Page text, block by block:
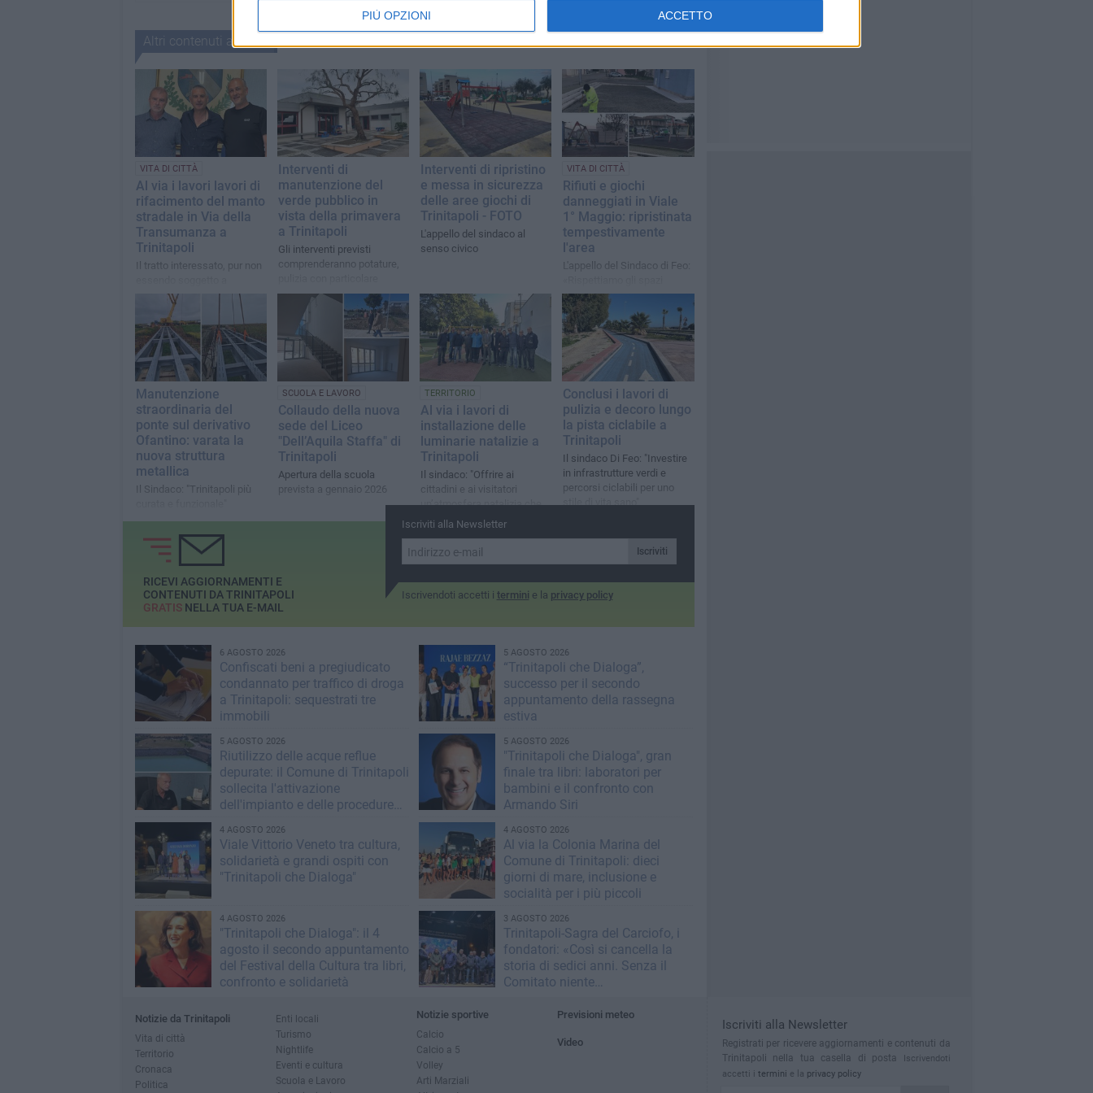
PIÙ OPZIONI ACCETTO
Altri contenuti a tema
VITA DI CITTÀ
Al via i lavori lavori di
rifacimento del manto
stradale in Via della
Transumanza a
Trinitapoli
Il tratto interessato, pur non
chiusura del traffico
veicolare, potrà registrare
rallentamenti
Interventi di
manutenzione del
verde pubblico in
vista della primavera
a Trinitapoli
Gli interventi previsti
comprenderanno potature,
attenzione alle zone
scolastiche
Interventi di ripristino
e messa in sicurezza
delle aree giochi di
Trinitapoli - FOTO
L'appello del sindaco al
senso civico
VITA DI CITTÀ
Rifiuti e giochi
danneggiati in Viale
1° Maggio: ripristinata
tempestivamente
l'area
L'appello del Sindaco di Feo:
pubblici, collaboriamo per
mantenere pulita e sicura
l'area giochi.»
Manutenzione
straordinaria del
ponte sul derivativo
Ofantino: varata la
nuova struttura
metallica
Il Sindaco: "Trinitapoli più
SCUOLA E LAVORO
Collaudo della nuova
sede del Liceo
"Dell’Aquila Staffa" di
Trinitapoli
Apertura della scuola
prevista a gennaio 2026
TERRITORIO
Al via i lavori di
installazione delle
luminarie natalizie a
Trinitapoli
Il sindaco: "Offrire ai
cittadini e ai visitatori
un’atmosfera natalizia che
unisca tradizione e bellezza"
Conclusi i lavori di
pulizia e decoro lungo
la pista ciclabile a
Trinitapoli
Il sindaco Di Feo: "Investire
in infrastrutture verdi e
percorsi ciclabili per uno
stile di vita sano"
Iscriviti alla Newsletter
Iscriviti
Iscrivendoti accetti i termini e la privacy policy
RICEVI AGGIORNAMENTI E
CONTENUTI DA TRINITAPOLI
GRATISNELLA TUA E-MAIL
6 AGOSTO 2026
Confiscati beni a pregiudicato
condannato per traffico di droga
a Trinitapoli: sequestrati tre
immobili
5 AGOSTO 2026
“Trinitapoli che Dialoga”,
successo per il secondo
appuntamento della rassegna
estiva
5 AGOSTO 2026
Riutilizzo delle acque reflue
depurate: il Comune di Trinitapoli
sollecita l'attivazione
dell'impianto e delle procedure
5 AGOSTO 2026
"Trinitapoli che Dialoga", gran
finale tra libri: laboratori per
bambini e il confronto con
Armando Siri
4 AGOSTO 2026
Viale Vittorio Veneto tra cultura,
solidarietà e grandi ospiti con
"Trinitapoli che Dialoga"
4 AGOSTO 2026
Al via la Colonia Marina del
Comune di Trinitapoli: dieci
giorni di mare, inclusione e
socialità per i più piccoli
4 AGOSTO 2026
"Trinitapoli che Dialoga": il 4
agosto il secondo appuntamento
del Festival della Cultura tra libri,
confronto e solidarietà
3 AGOSTO 2026
Trinitapoli-Sagra del Carciofo, i
fondatori: «Così si cancella la
storia di sedici anni. Senza il
Comitato niente
Notizie da Trinitapoli
Vita di città
Territorio
Cronaca
Politica
Enti locali
Turismo
Nightlife
Eventi e cultura
Scuola e Lavoro
Notizie sportive
Calcio
Calcio a 5
Volley
Arti Marziali
Previsioni meteo
Video
Iscriviti alla Newsletter
Registrati per ricevere aggiornamenti e contenuti da
Trinitapoli nella tua casella di posta
Iscrivendoti
accetti i termini e la privacy policy